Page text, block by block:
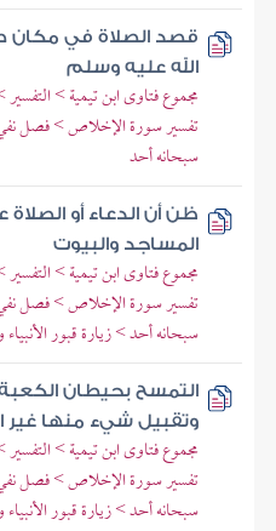
قصد الصلاة في مكان
الله عليه وسلم
مجموع فتاوى ابن تيمية >
تفسير سورة الإخلاص > فصل نفي
سبحانه أحد
ظن أن الدعاء أو
المساجد والبيوت
مجموع فتاوى ابن تيمية >
تفسير سورة الإخلاص > فصل نفي
سبحانه أحد > زيارة قبور
التمسح بحيطان الكعبة
وتقبيل شيء منها غير
مجموع فتاوى ابن تيمية >
تفسير سورة الإخلاص > فصل نفي
سبحانه أحد > زيارة قبور